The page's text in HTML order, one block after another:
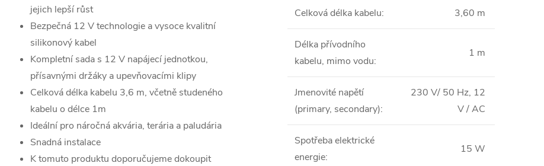
jejich lepší růst
Bezpečná 12 V technologie a vysoce kvalitní
silikonový kabel
Kompletní sada s 12 V napájecí jednotkou,
přísavnými držáky a upevňovacími klipy
Celková délka kabelu 3,6 m, včetně studeného
kabelu o délce 1m
Ideální pro náročná akvária, terária a paludária
Snadná instalace
K tomuto produktu doporučujeme dokoupit
Celková délka kabelu: 3,60 m
Délka přívodního
kabelu, mimo vodu:
1 m
Jmenovité napětí
(primary, secondary):
230 V/ 50 Hz, 12
V / AC
Spotřeba elektrické
energie:
15 W